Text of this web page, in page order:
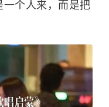
个人来，而是把